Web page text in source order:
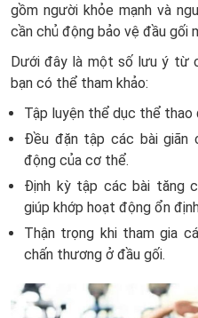
gồm người khỏe mạnh và
cần chủ động bảo vệ đầu gối
Dưới đây là một số lưu ý từ
bạn có thể tham khảo:
Tập luyện thể dục thể thao
Đều đặn tập các bài giãn
động của cơ thể.
Định kỳ tập các bài tăng
giúp khớp hoạt động ổn
Thận trọng khi tham gia
chấn thương ở đầu gối.